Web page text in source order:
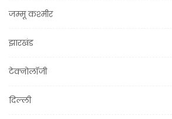
जम्मू कश्मीर
झारखंड
टेक्नोलॉजी
दिल्ली